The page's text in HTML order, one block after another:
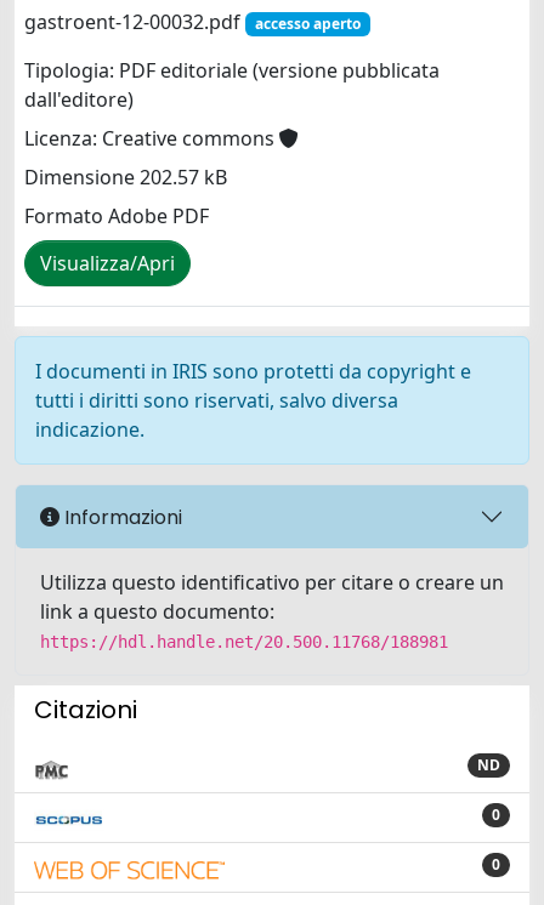
gastroent-12-00032.pdf
accesso aperto
Tipologia: PDF editoriale (versione pubblicata
dall'editore)
Licenza: Creative commons
Dimensione 202.57 kB
Formato Adobe PDF
Visualizza/Apri
I documenti in IRIS sono protetti da copyright e
tutti i diritti sono riservati, salvo diversa
indicazione.
Informazioni
Utilizza questo identificativo per citare o creare un
link a questo documento:
https://hdl.handle.net/20.500.11768/188981
Citazioni
ND
0
0